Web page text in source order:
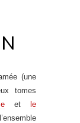
(une
tomes
et
le